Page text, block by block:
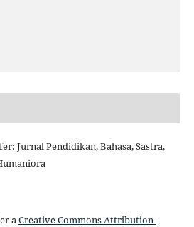
Jurnal Pendidikan, Bahasa, Sastra,
aCreative Commons Attribution-